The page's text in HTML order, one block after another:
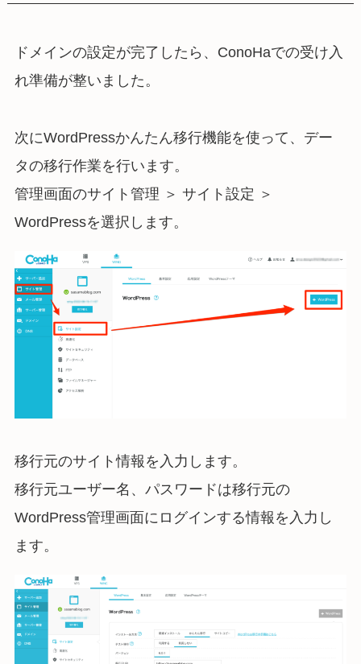
ドメインの設定が完了したら、ConoHaでの受け入
れ準備が整いました。
次にWordPressかんたん移行機能を使って、デー
タの移行作業を行います。
管理画面のサイト管理 ＞ サイト設定 ＞
WordPressを選択します。
移行元のサイト情報を入力します。
移行元ユーザー名、パスワードは移行元の
WordPress管理画面にログインする情報を入力し
ます。